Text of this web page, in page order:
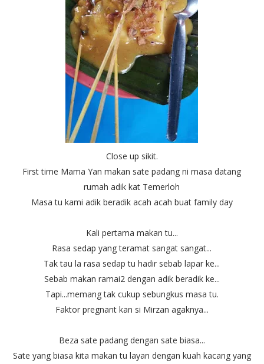
Close up sikit.
First time Mama Yan makan sate padang ni masa datang
rumah adik kat Temerloh
Masa tu kami adik beradik acah acah buat family day
Kali pertama makan tu...
Rasa sedap yang teramat sangat sangat...
Tak tau la rasa sedap tu hadir sebab lapar ke...
Sebab makan ramai2 dengan adik beradik ke...
Tapi...memang tak cukup sebungkus masa tu.
Faktor pregnant kan si Mirzan agaknya...
Beza sate padang dengan sate biasa...
Sate yang biasa kita makan tu layan dengan kuah kacang yang